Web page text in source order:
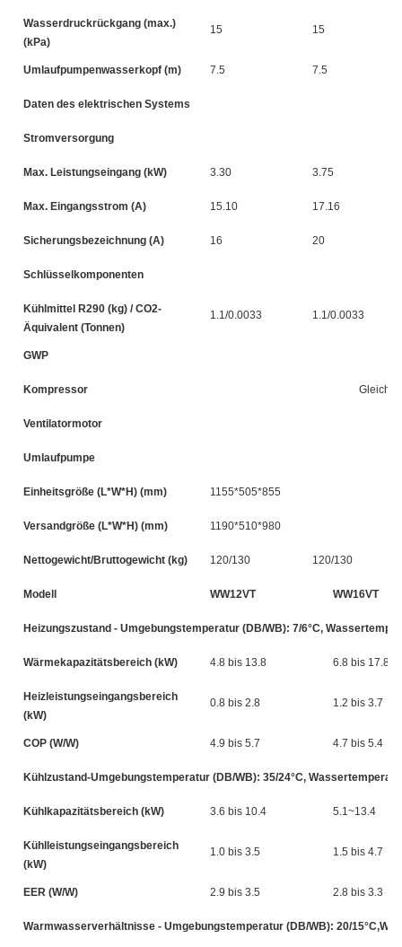
Wasserdruckrückgang (max.)
(kPa)
15 15
Umlaufpumpenwasserkopf (m) 7.5 7.5
Daten des elektrischen Systems
Stromversorgung
Max. Leistungseingang (kW) 3.30 3.75
Max. Eingangsstrom (A) 15.10 17.16
Sicherungsbezeichnung (A) 16 20
Schlüsselkomponenten
Kühlmittel R290 (kg) / CO2-
Äquivalent (Tonnen)
1.1/0.0033 1.1/0.0033
GWP
Kompressor
Ventilatormotor
Umlaufpumpe
Einheitsgröße (L*W*H) (mm) 1155*505*855
Versandgröße (L*W*H) (mm) 1190*510*980
Nettogewicht/Bruttogewicht (kg) 120/130 120/130
Modell WW12VT WW16VT
Heizungszustand - Umgebungstemperatur (DB/WB): 7/6°C,
Wärmekapazitätsbereich (kW) 4.8 bis 13.8 6.8 bis 17.8
Heizleistungseingangsbereich
(kW)
0.8 bis 2.8 1.2 bis 3.7
COP (W/W) 4.9 bis 5.7 4.7 bis 5.4
Kühlzustand-Umgebungstemperatur (DB/WB): 35/24°C,
Kühlkapazitätsbereich (kW) 3.6 bis 10.4 5.1~13.4
Kühlleistungseingangsbereich
(kW)
1.0 bis 3.5 1.5 bis 4.7
EER (W/W) 2.9 bis 3.5 2.8 bis 3.3
Warmwasserverhältnisse - Umgebungstemperatur (DB/WB): 20/